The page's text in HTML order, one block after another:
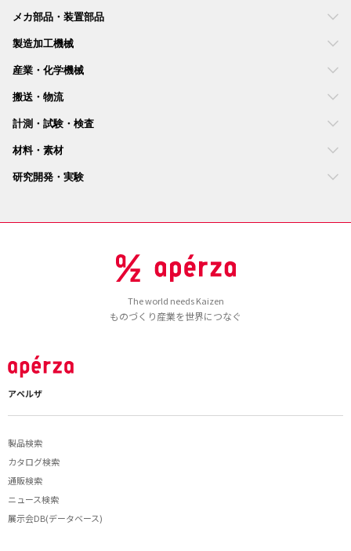
メカ部品・装置部品
製造加工機械
産業・化学機械
搬送・物流
計測・試験・検査
材料・素材
研究開発・実験
The world needs Kaizen
ものづくり産業を世界につなぐ
アペルザ
製品検索
カタログ検索
通販検索
ニュース検索
展示会DB(データベース)